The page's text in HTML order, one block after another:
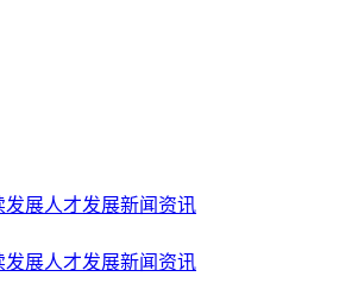
发展人才发展新闻资讯
发展人才发展新闻资讯